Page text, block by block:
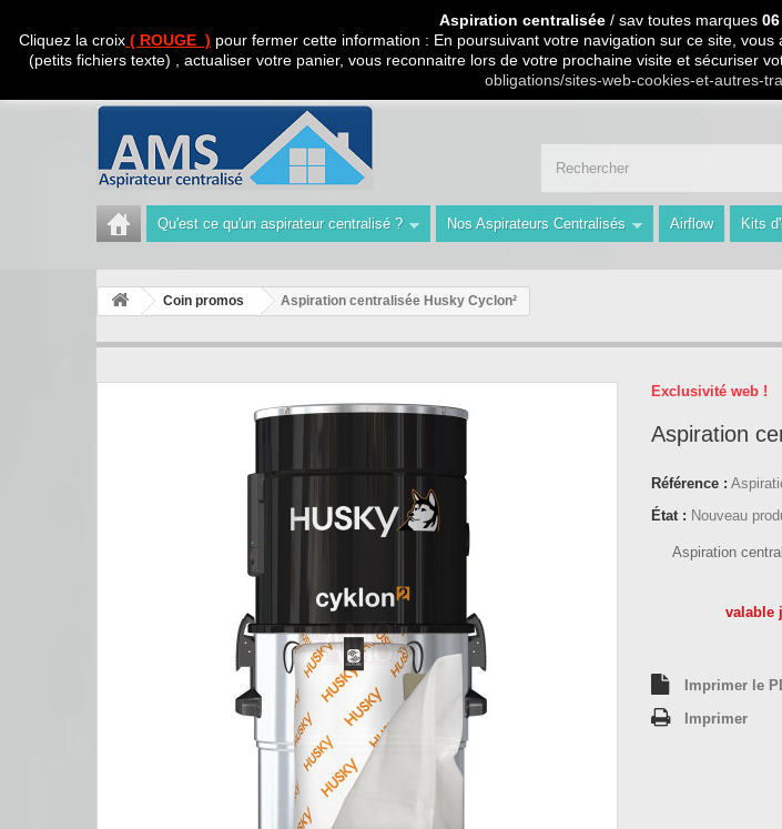
Aspiration centralisée/ sav toutes marques06
Cliquez la croix ( ROUGE ) pour fermer cette information : En poursuivant votre navigation sur ce site,
(petits fichiers texte) , actualiser votre panier, vous reconnaitre lors de votre prochaine visite et sécuriser
obligations/sites-web-cookies-et-autres-
CADEAU SURPRISE A PARTIR DE 99€ D ACHAT /
Appelez-nous au :Tél : 04 42 40 47 93 | Technicien 06 59 48 32 38 de 9h à 20h " Les Prix du
Qu'est ce qu'un aspirateur centralisé ? Nos Aspirateurs Centralisés Airflow Kits
Coin promos Aspiration centralisée Husky Cyclon²
Exclusivité web !
Aspiration
Référence :
État : Nouveau
Aspiration
valable
Imprimer le
Imprimer